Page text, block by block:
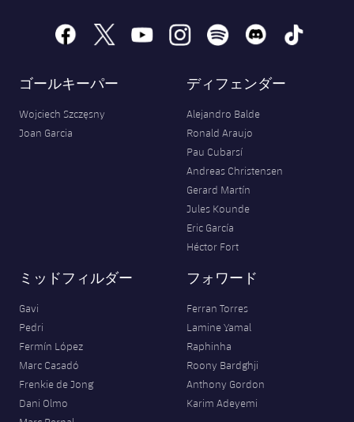
facebook
x youtubeinstagramspotify discord tiktok
ゴールキーパー
Wojciech Szczęsny
Joan Garcia
ディフェンダー
Alejandro Balde
Ronald Araujo
Pau Cubarsí
Andreas Christensen
Gerard Martín
Jules Kounde
Eric García
Héctor Fort
ミッドフィルダー
Gavi
Pedri
Fermín López
Marc Casadó
Frenkie de Jong
Dani Olmo
フォワード
Ferran Torres
Lamine Yamal
Raphinha
Roony Bardghji
Anthony Gordon
Karim Adeyemi